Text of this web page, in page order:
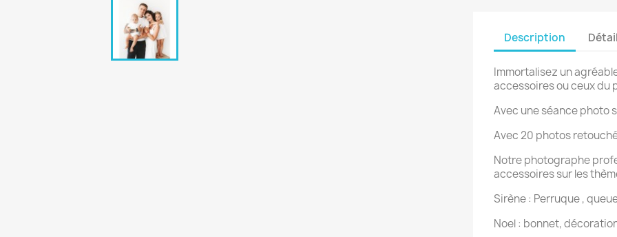
Description
Immortalisez un
accessoires ou ceux du
Avec une séance photo
Avec 20 photos
Notre photographe
accessoires sur les
Sirène : Perruque ,
Noel : bonnet,